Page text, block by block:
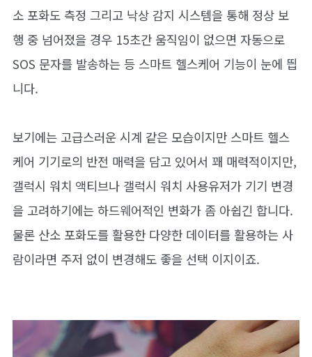
소 포화도 측정 그리고 낙상 감지 시스템을 통해 정상 보
행 중 넘어졌을 경우 15초간 움직임이 없으면 자동으로
SOS 문자를 발송하는 등 스마트 헬스케어 기능이 눈에 띕
니다.
보기에는 고급스러운 시계 같은 모습이지만 스마트 헬스
케어 기기로의 반전 매력을 담고 있어서 꽤 매력적이지만,
갤럭시 워치 액티브나 갤럭시 워치 사용유저가 기기 변경
을 고려하기에는 하드웨어적인 변화가 좀 아쉽긴 합니다.
물론 산소 포화도를 활용한 다양한 데이터를 활용하는 사
람이라면 주저 없이 변경해도 좋을 선택 이지이죠.